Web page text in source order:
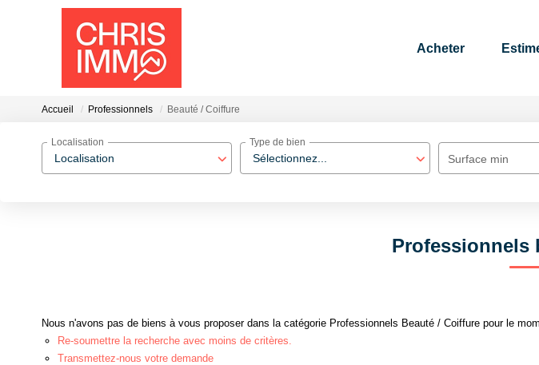
Acheter
Accueil Professionnels Beauté / Coiffure
Localisation
Localisation
Sélectionnez...
Type de bien
Surface min
Professionnels
Nous n'avons pas de biens à vous proposer dans la catégorie Professionnels Beauté / Coiffure pour le
Re-soumettre la recherche avec moins de critères.
Transmettez-nous votre demande